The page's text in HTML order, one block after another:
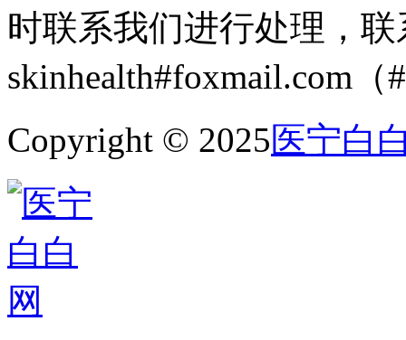
时联系我们进行处理，
skinhealth#foxmail.com（
Copyright © 2025医宁白